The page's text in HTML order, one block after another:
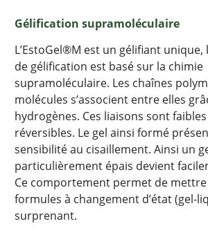
Gélification supramoléculaire
L’EstoGel®M est un gélifiant
de gélification est basé sur la chimie
supramoléculaire. Les chaînes
molécules s’associent entre elles
hydrogènes. Ces liaisons sont
réversibles. Le gel ainsi formé
sensibilité au cisaillement. Ainsi un
particulièrement épais devient
Ce comportement permet de
formules à changement d’état (gel-
surprenant.